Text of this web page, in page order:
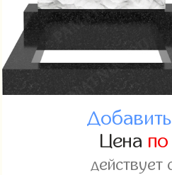
Цена
действует